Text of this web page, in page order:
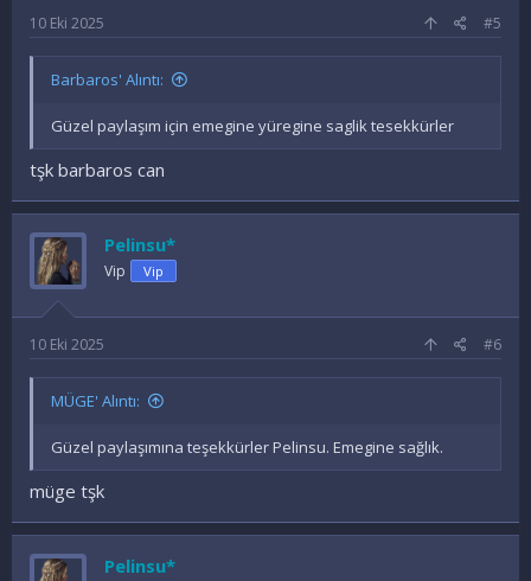
10 Eki 2025 #5
Barbaros' Alıntı:
Güzel paylaşım için emegine yüregine saglik tesekkürler
tşk barbaros can
Pelinsu*
Vip Vip
10 Eki 2025 #6
MÜGE' Alıntı:
Güzel paylaşımına teşekkürler Pelinsu. Emegine sağlık.
müge tşk
Pelinsu*